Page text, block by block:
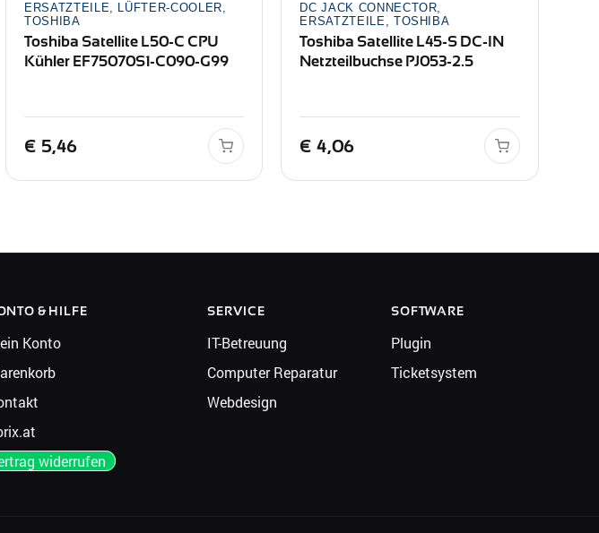
ERSATZTEILE, LÜFTER-COOLER,
TOSHIBA
Toshiba Satellite L50-C CPU
Kühler EF75070S1-C090-G99
€ 5,46
DC JACK CONNECTOR,
ERSATZTEILE, TOSHIBA
Toshiba Satellite L45-S DC-IN
Netzteilbuchse PJ053-2.5
€ 4,06
& HILFE
Konto
widerrufen
SERVICE
IT-Betreuung
Computer Reparatur
Webdesign
SOFTWARE
Plugin
Ticketsystem